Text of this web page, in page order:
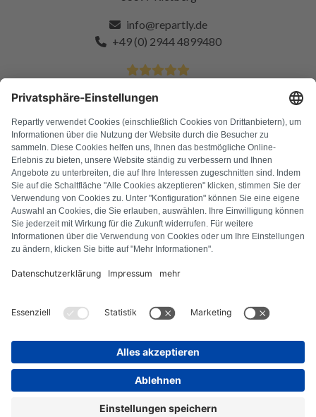
info@repartly.de
+49 (0) 2944 4899480
PREGUNTAS FRECUENTES
Todos los códigos de error
Sobre nosotros
Pulsa
Aviso legal
Términos y condiciones
Política de cookies
Desistir del contrato